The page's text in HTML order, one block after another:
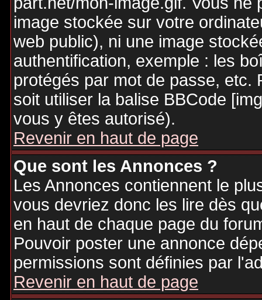
image stockée sur votre
web public), ni une image
authentification, exemple : les
protégés par mot de passe, etc.
soit utiliser la balise BBCode
vous y êtes autorisé).
Revenir en haut de page
Que sont les Annonces ?
Les Annonces contiennent le
vous devriez donc les lire dès
en haut de chaque page du
Pouvoir poster une annonce
permissions sont définies par
Revenir en haut de page